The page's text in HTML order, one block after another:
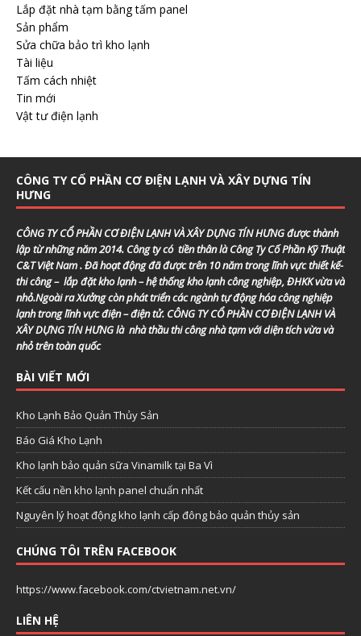
Lắp đặt nhà tạm bằng tấm panel
Sản phẩm
Sửa chữa bảo trì kho lạnh
Tài liệu
Tấm cách nhiệt
Tin mới
Vật tư điện lạnh
CÔNG TY CỔ PHẦN CƠ ĐIỆN LẠNH VÀ XÂY DỰNG TÍN
HƯNG
CÔNG TY CỔ PHẦN CƠ ĐIỆN LẠNH VÀ XÂY DỰNG TÍN HƯNGđược thành
lập từ những năm 2014. Công ty có tiền thân là Công Ty Cố Phần Kỹ Thuật
C&T Việt Nam . Đã hoạt động đã được trên 10 năm trong lĩnh vực thiết kế-
thi công – lắp đặt kho lạnh – hệ thống kho lạnh công nghiệp, ĐHKK vừa và
nhỏ.Ngoài ra Xưởng còn phát triển các ngành tự động hóa công nghiệp
lạnh trong lĩnh vực điện – điện tử. CÔNG TY CỔ PHẦN CƠ ĐIỆN LẠNH VÀ
XÂY DỰNG TÍN HƯNG là nhà thầu thi công nhà tạm với diện tích vừa và
nhỏ trên toàn quốc
BÀI VIẾT MỚI
Kho Lạnh Bảo Quản Thủy Sản
Báo Giá Kho Lạnh
Kho lạnh bảo quản sữa Vinamilk tại Ba Vì
Kết cấu nền kho lạnh panel chuẩn nhất
Nguyên lý hoạt động kho lạnh cấp đông bảo quản thủy sản
CHÚNG TÔI TRÊN FACEBOOK
https://www.facebook.com/ctvietnam.net.vn/
LIÊN HỆ